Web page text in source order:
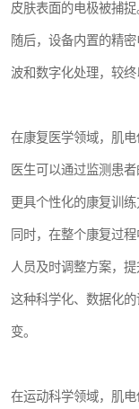
皮肤表面的电极被捕捉
随后，设备内置的精
波和数字化处理，较终
在康复医学领域，肌电
医生可以通过监测患
更具个性化的康复训练
同时，在整个康复过
人员及时调整方案，提
这种科学化、数据化
变。
在运动科学领域，肌电